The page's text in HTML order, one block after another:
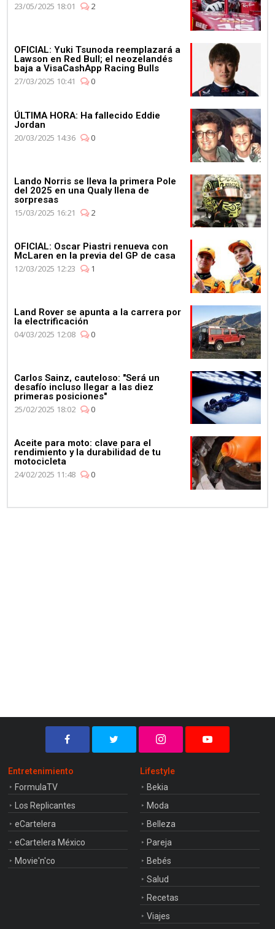
23/05/2025 18:01
2
OFICIAL: Yuki Tsunoda reemplazará a
Lawson en Red Bull; el neozelandés
baja a VisaCashApp Racing Bulls
27/03/2025 10:41
0
ÚLTIMA HORA: Ha fallecido Eddie
Jordan
20/03/2025 14:36
0
Lando Norris se lleva la primera Pole
del 2025 en una Qualy llena de
sorpresas
15/03/2025 16:21
2
OFICIAL: Oscar Piastri renueva con
McLaren en la previa del GP de casa
12/03/2025 12:23
1
Land Rover se apunta a la carrera por
la electrificación
04/03/2025 12:08
0
Carlos Sainz, cauteloso: "Será un
desafío incluso llegar a las diez
primeras posiciones"
25/02/2025 18:02
0
Aceite para moto: clave para el
rendimiento y la durabilidad de tu
motocicleta
24/02/2025 11:48
0
Entretenimiento
FormulaTV
Los Replicantes
eCartelera
eCartelera México
Movie'n'co
Lifestyle
Bekia
Moda
Belleza
Pareja
Bebés
Salud
Recetas
Viajes